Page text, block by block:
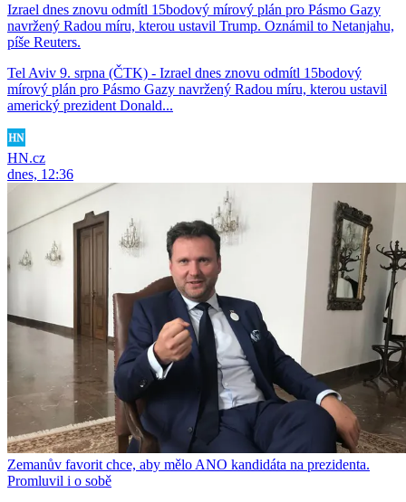
Izrael dnes znovu odmítl 15bodový mírový plán pro Pásmo Gazy
navržený Radou míru, kterou ustavil Trump. Oznámil to Netanjahu,
píše Reuters.
Tel Aviv 9. srpna (ČTK) - Izrael dnes znovu odmítl 15bodový
mírový plán pro Pásmo Gazy navržený Radou míru, kterou ustavil
americký prezident Donald...
HN.cz
dnes, 12:36
Zemanův favorit chce, aby mělo ANO kandidáta na prezidenta.
Promluvil i o sobě